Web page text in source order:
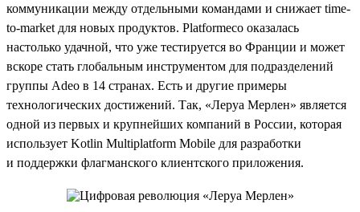
коммуникации между отдельными командами и снижает time-
to-market для новых продуктов. Platformeco оказалась
настолько удачной, что уже тестируется во Франции и может
вскоре стать глобальным инструментом для подразделений
группы Adeo в 14 странах. Есть и другие примеры
технологических достижений. Так, «Леруа Мерлен» является
одной из первых и крупнейших компаний в России, которая
использует Kotlin Multiplatform Mobile для разработки
и поддержки флагманского клиентского приложения.